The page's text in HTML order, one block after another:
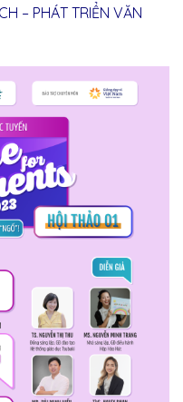
– PHÁT TRIỂN VĂN